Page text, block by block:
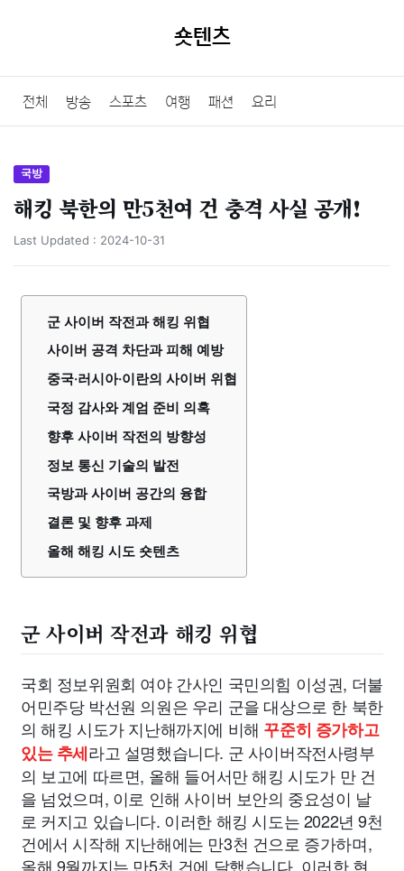
숏텐츠
전체 방송 스포츠 여행 패션 요리
국방
해킹 북한의 만5천여 건 충격 사실 공개!
Last Updated : 2024-10-31
군 사이버 작전과 해킹 위협
사이버 공격 차단과 피해 예방
중국·러시아·이란의 사이버 위협
국정 감사와 계엄 준비 의혹
향후 사이버 작전의 방향성
정보 통신 기술의 발전
국방과 사이버 공간의 융합
결론 및 향후 과제
올해 해킹 시도 숏텐츠
군 사이버 작전과 해킹 위협
국회 정보위원회 여야 간사인 국민의힘 이성권, 더불
어민주당 박선원 의원은 우리 군을 대상으로 한 북한
의 해킹 시도가 지난해까지에 비해 꾸준히 증가하고
있는 추세라고 설명했습니다. 군 사이버작전사령부
의 보고에 따르면, 올해 들어서만 해킹 시도가 만 건
을 넘었으며, 이로 인해 사이버 보안의 중요성이 날
로 커지고 있습니다. 이러한 해킹 시도는 2022년 9천
건에서 시작해 지난해에는 만3천 건으로 증가하며,
올해 9월까지는 만5천 건에 달했습니다. 이러한 현